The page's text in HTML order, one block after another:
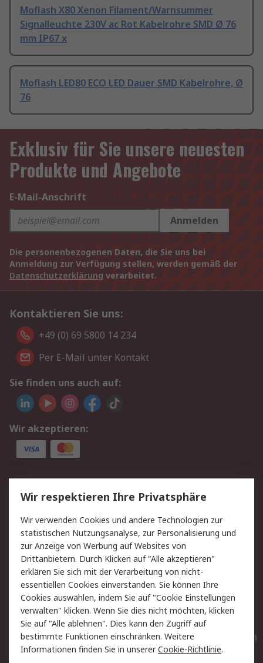
Moflash X80 Xenon Filament/Warnsummer
Signalleuchte 230V ac Rot Kabelrohre SMD Ø 76
mm IP67 x
Moflash LED80 ECO LED Dauer SMD Kabelrohre, Ø
76
Exklusiv für Sie unsere neuesten
Produkte und Angebote
E-Mail-Anschrift
Anmelden
Die personenbezogenen Daten, die Sie uns bei
Anmeldung zur Verfügung stellen, werden gemäß der
Datenschutzerklärung verarbeitet.
Kontaktieren Sie uns:
+49 (0) 69 5800 14 234
Per E-Mail unter Kontakt
Sie finden uns auch auf:
Wir akzeptieren:
Service
Value Added Services
Lieferlösungen
Rücksendungen
Kontakt
Hilfe
Privatkunden
Rechtliches
AGB
Datenschutz
Cookie-Richtlinie
Zahlungsbedingungen
Copyright/Impressum
Entsorgung
Elektrogeräte/Batterien
Wir respektieren Ihre Privatsphäre
Wir verwenden Cookies und andere Technologien zur
statistischen Nutzungsanalyse, zur Personalisierung und
zur Anzeige von Werbung auf Websites von
Drittanbietern. Durch Klicken auf "Alle akzeptieren"
erklären Sie sich mit der Verarbeitung von nicht-
essentiellen Cookies einverstanden. Sie können Ihre
Cookies auswählen, indem Sie auf "Cookie Einstellungen
verwalten" klicken. Wenn Sie dies nicht möchten, klicken
Sie auf "Alle ablehnen". Dies kann den Zugriff auf
bestimmte Funktionen einschränken. Weitere
Informationen finden Sie in unsererCookie-Richtlinie.